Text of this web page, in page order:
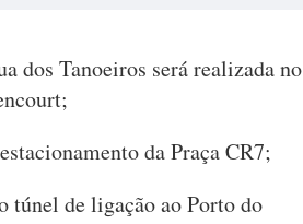
dos Tanoeiros será realizada no
da Praça CR7;
túnel de ligação ao Porto do